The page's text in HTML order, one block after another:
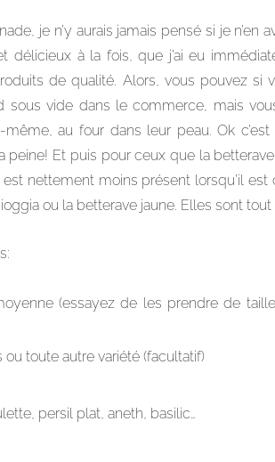
je n’y aurais jamais pensé si je n’en
délicieux à la fois, que j’ai eu
de qualité. Alors, vous pouvez si
sous vide dans le commerce, mais
au four dans leur peau. Ok
Et puis pour ceux que la
nettement moins présent lorsqu’il
ou la betterave jaune. Elles sont
(essayez de les prendre de
toute autre variété (facultatif)
persil plat, aneth, basilic…